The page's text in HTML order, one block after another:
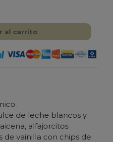
al carrito
de leche blancos y
alfajorcitos
de vainilla con chips de